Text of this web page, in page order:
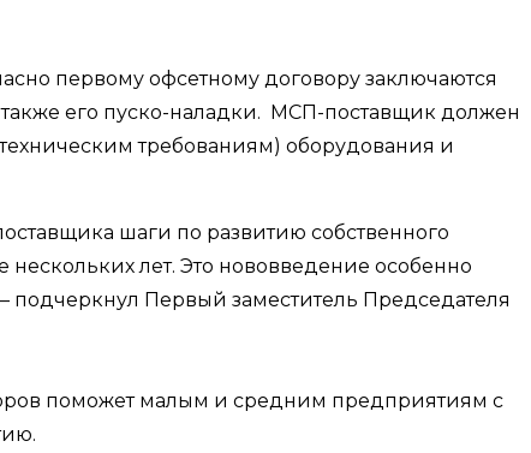
первому офсетному договору заключаются
его пуско-наладки. МСП-поставщик должен
требованиям) оборудования и
шаги по развитию собственного
лет. Это нововведение особенно
подчеркнул Первый заместитель Председателя
поможет малым и средним предприятиям с